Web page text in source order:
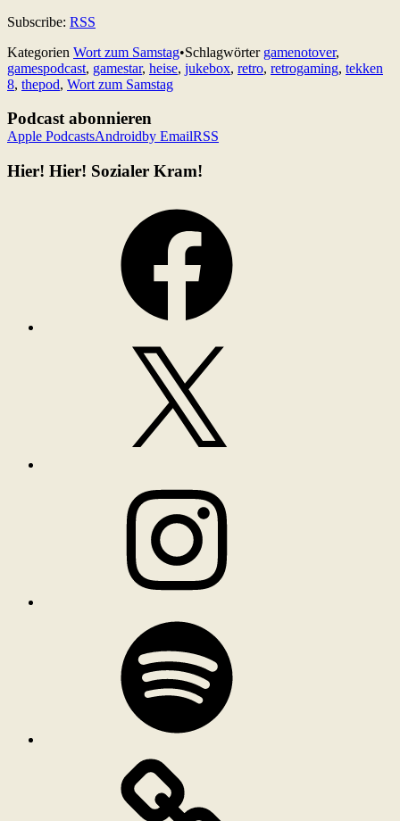
Subscribe: RSS
Kategorien Wort zum Samstag•Schlagwörter gamenotover,
gamespodcast, gamestar, heise, jukebox, retro, retrogaming, tekken
8, thepod, Wort zum Samstag
Podcast abonnieren
Apple PodcastsAndroidby EmailRSS
Hier! Hier! Sozialer Kram!